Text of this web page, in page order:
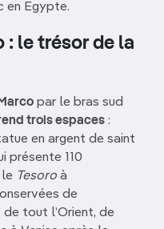
en Egypte.
: le trésor de la
par le bras sud
trois espaces :
en argent de saint
présente 110
le Tesoro à
de
tout l’Orient, de